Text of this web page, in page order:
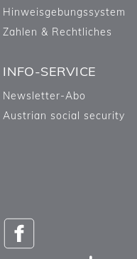
Hinweisgebungssystem
Zahlen & Rechtliches
INFO-SERVICE
Newsletter-Abo
Austrian social security